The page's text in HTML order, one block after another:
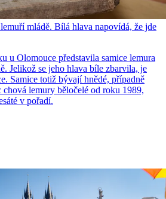
mládě. Bílá hlava napovídá, že jde
u Olomouce představila samice lemura
Jelikož se jeho hlava bíle zbarvila, je
Samice totiž bývají hnědé, případně
lemury běločelé od roku 1989,
v pořadí.